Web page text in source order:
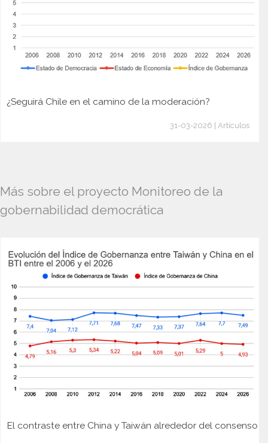
¿Seguirá Chile en el camino de la moderación?
31-03-2026 | Artículos
Más sobre el proyecto Monitoreo de la
gobernabilidad democrática
El contraste entre China y Taiwán alrededor del consenso